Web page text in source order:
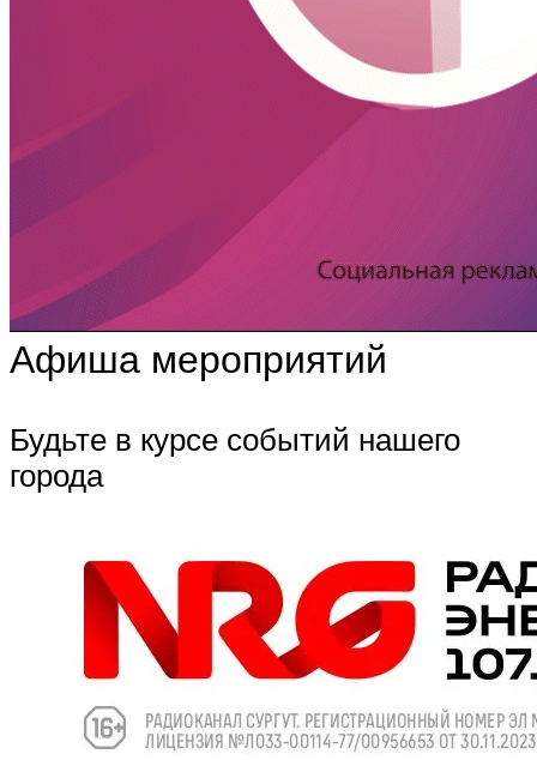
Афиша мероприятий
Будьте в курсе событий нашего
города